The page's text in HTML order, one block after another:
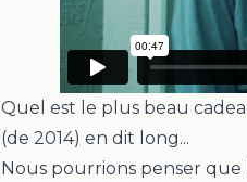
Quel est le plus beau
(de 2014) en dit long...
Nous pourrions penser que